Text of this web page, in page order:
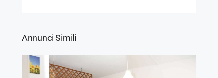
Annunci Simili